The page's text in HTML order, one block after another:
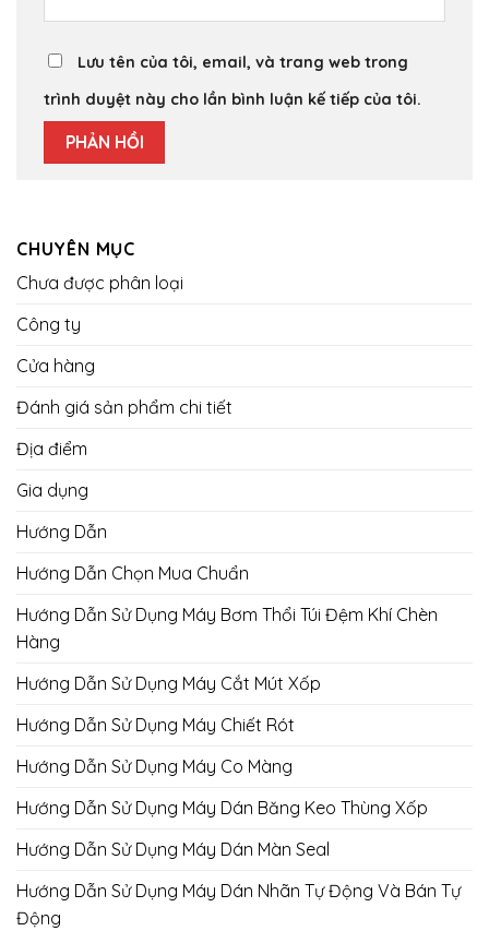
Lưu tên của tôi, email, và trang web trong
trình duyệt này cho lần bình luận kế tiếp của tôi.
CHUYÊN MỤC
Chưa được phân loại
Công ty
Cửa hàng
Đánh giá sản phẩm chi tiết
Địa điểm
Gia dụng
Hướng Dẫn
Hướng Dẫn Chọn Mua Chuẩn
Hướng Dẫn Sử Dụng Máy Bơm Thổi Túi Đệm Khí Chèn
Hàng
Hướng Dẫn Sử Dụng Máy Cắt Mút Xốp
Hướng Dẫn Sử Dụng Máy Chiết Rót
Hướng Dẫn Sử Dụng Máy Co Màng
Hướng Dẫn Sử Dụng Máy Dán Băng Keo Thùng Xốp
Hướng Dẫn Sử Dụng Máy Dán Màn Seal
Hướng Dẫn Sử Dụng Máy Dán Nhãn Tự Động Và Bán Tự
Động